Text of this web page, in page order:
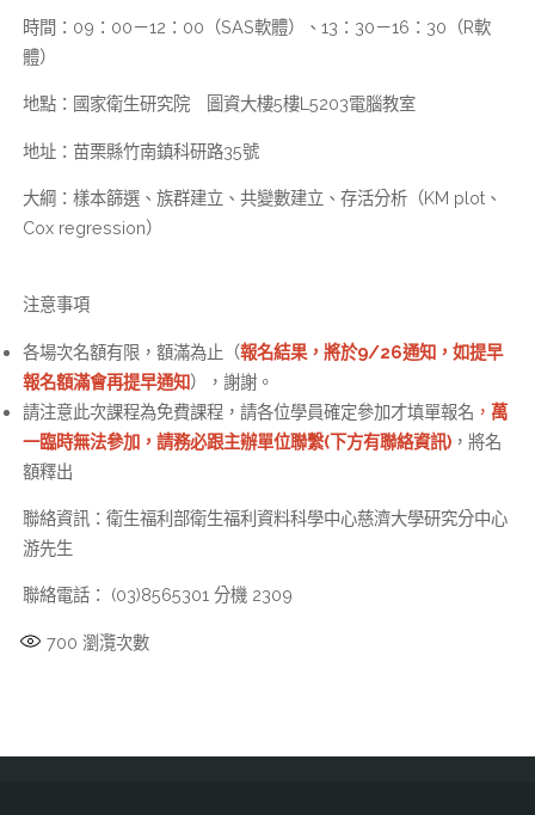
時間：09：00－12：00（SAS軟體）、13：30－16：30（R軟
體）
地點：國家衛生研究院 圖資大樓5樓L5203電腦教室
地址：苗栗縣竹南鎮科研路35號
大綱：樣本篩選、族群建立、共變數建立、存活分析（KM plot、
Cox regression）
注意事項
各場次名額有限，額滿為止（報名結果，將於9/26通知，如提早
報名額滿會再提早通知），謝謝。
請注意此次課程為免費課程，請各位學員確定參加才填單報名 ， 萬
一臨時無法參加，請務必跟主辦單位聯繫(下方有聯絡資訊)，將名
額釋出
聯絡資訊：衛生福利部衛生福利資料科學中心慈濟大學研究分中心
游先生
聯絡電話： (03)8565301 分機 2309
700 瀏灠次數